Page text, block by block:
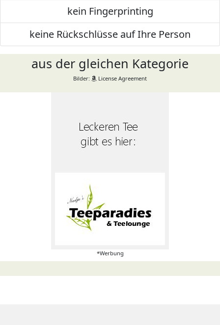
kein Fingerprinting
keine Rückschlüsse auf Ihre Person
aus der gleichen Kategorie
Bilder: License Agreement
*Werbung